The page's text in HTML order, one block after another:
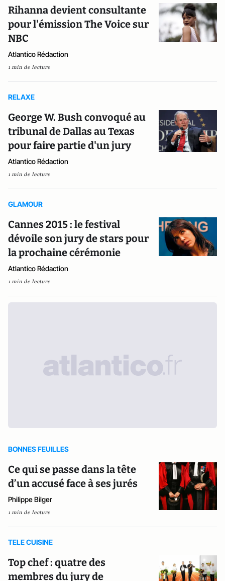
Rihanna devient consultante
pour l'émission The Voice sur
NBC
Atlantico Rédaction
1 min de lecture
RELAXE
George W. Bush convoqué au
tribunal de Dallas au Texas
pour faire partie d'un jury
Atlantico Rédaction
1 min de lecture
GLAMOUR
Cannes 2015 : le festival
dévoile son jury de stars pour
la prochaine cérémonie
Atlantico Rédaction
1 min de lecture
BONNES FEUILLES
Ce qui se passe dans la tête
d’un accusé face à ses jurés
Philippe Bilger
1 min de lecture
TELE CUISINE
Top chef : quatre des
membres du jury de